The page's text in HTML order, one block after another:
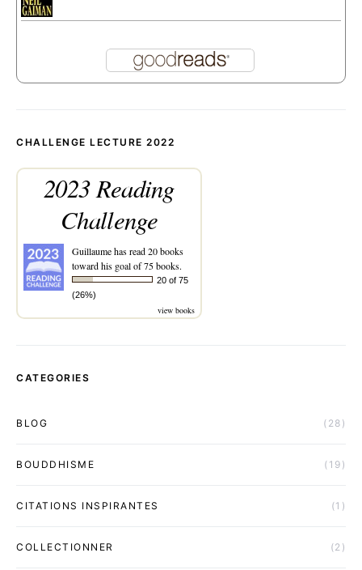
CHALLENGE LECTURE 2022
2023 Reading
Challenge
Guillaumehas read 20 books
toward his goal of 75 books.
20 of 75
(26%)
view books
CATEGORIES
BLOG (28)
BOUDDHISME (19)
CITATIONS INSPIRANTES (1)
COLLECTIONNER (2)